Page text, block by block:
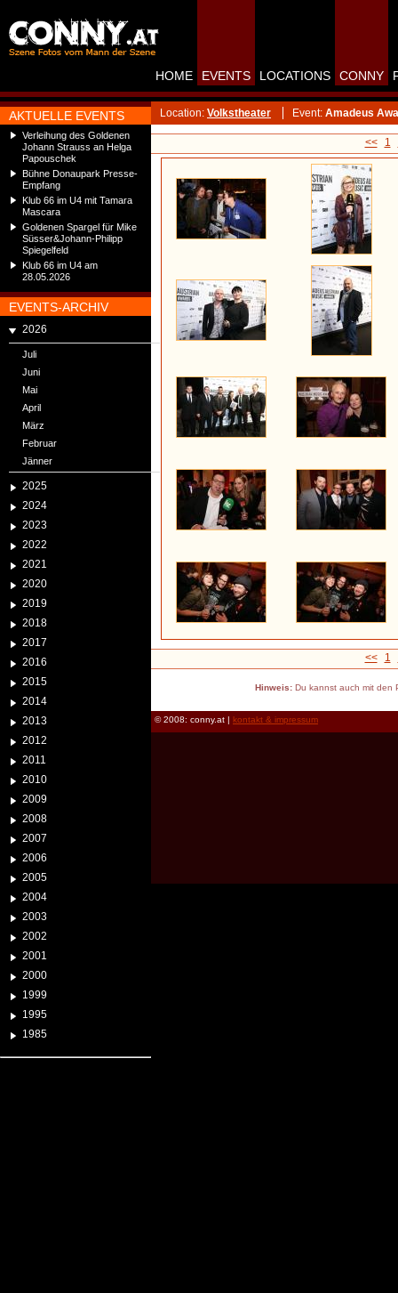
AKTUELLE EVENTS
Verleihung des Goldenen
Johann Strauss an Helga
Papouschek
Bühne Donaupark Presse-
Empfang
Klub 66 im U4 mit Tamara
Mascara
Goldenen Spargel für Mike
Süsser&Johann-Philipp
Spiegelfeld
Klub 66 im U4 am
28.05.2026
EVENTS-ARCHIV
2026
Juli
Juni
Mai
April
März
Februar
Jänner
2025
2024
2023
2022
2021
2020
2019
2018
2017
2016
2015
2014
2013
2012
2011
2010
2009
2008
2007
2006
2005
2004
2003
2002
2001
2000
1999
1995
1985
HOME EVENTS LOCATIONS CONNY
Location: Volkstheater Event: Amadeus
<< 1
<< 1
Hinweis:Du kannst auch mit den
© 2008: conny.at | kontakt & impressum